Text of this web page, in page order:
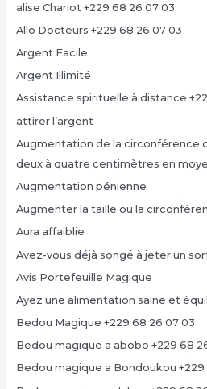
alise Chariot +229 68 26 07 03
Allo Docteurs +229 68 26 07 03
Argent Facile
Argent Illimité
Assistance spirituelle à distance
attirer l’argent
Augmentation de la circonférence
deux à quatre centimètres en
Augmentation pénienne
Augmenter la taille ou la
Aura affaiblie
Avez-vous déjà songé à jeter un
Avis Portefeuille Magique
Ayez une alimentation saine et
Bedou Magique +229 68 26 07 03
Bedou magique a abobo +229 68
Bedou magique a Bondoukou +229